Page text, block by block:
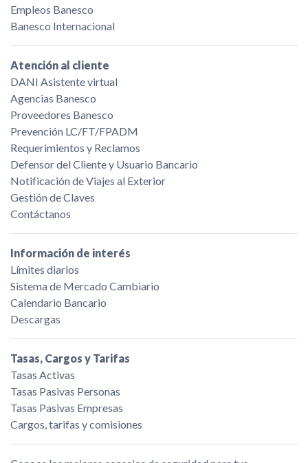
Empleos Banesco
Banesco Internacional
Atención al cliente
DANI Asistente virtual
Agencias Banesco
Proveedores Banesco
Prevención LC/FT/FPADM
Requerimientos y Reclamos
Defensor del Cliente y Usuario Bancario
Notificación de Viajes al Exterior
Gestión de Claves
Contáctanos
Información de interés
Límites diarios
Sistema de Mercado Cambiario
Calendario Bancario
Descargas
Tasas, Cargos y Tarifas
Tasas Activas
Tasas Pasivas Personas
Tasas Pasivas Empresas
Cargos, tarifas y comisiones